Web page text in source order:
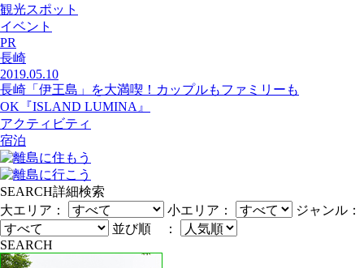
観光スポット
イベント
PR
長崎
2019.05.10
長崎「伊王島」を大満喫！カップルもファミリーも
OK『ISLAND LUMINA』
アクティビティ
宿泊
SEARCH詳細検索
大エリア：
小エリア：
ジャンル：
並び順 ：
SEARCH